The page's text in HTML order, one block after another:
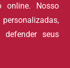
online. Nosso
seus